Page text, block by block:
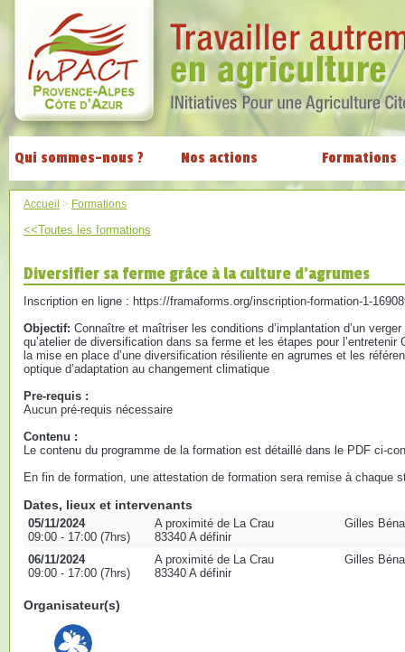
Qui sommes-nous ? Nos actions Formations
Accueil > Formations
<<Toutes les formations
Diversifier sa ferme grâce à la culture d'agrumes
Inscription en ligne : https://framaforms.org/inscription-formation-1-
Objectif: Connaître et maîtriser les conditions d’implantation d’un verger
qu’atelier de diversification dans sa ferme et les étapes pour
la mise en place d’une diversification résiliente en agrumes et les
optique d’adaptation au changement climatique
Pre-requis :
Aucun pré-requis nécessaire
Contenu :
Le contenu du programme de la formation est détaillé dans le PDF ci-
En fin de formation, une attestation de formation sera remise à chaque
Dates, lieux et intervenants
05/11/2024
09:00 - 17:00 (7hrs)
A proximité de La Crau
83340 A définir
Gilles
06/11/2024
09:00 - 17:00 (7hrs)
A proximité de La Crau
83340 A définir
Gilles
Organisateur(s)